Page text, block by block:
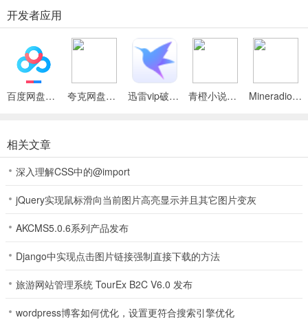
在游戏中，一旦血量归零，本局所有进化、等级全部清零，重新从泡
泡虫开始；但局外解锁的基因、图鉴、成就会永久保留。
游戏的关卡为开放大地图，包含森林、湖泊、沙漠、雪地四个生态群
为六大亲和属性，每一种进化能力都归属某一亲和属性，选择同属性
尾；
开发者应用
百度网盘绿色免安装Pc电脑版 夸克网盘官方正式版 迅雷vip破解版永久会员2024版 青橙小说App Mineradio手机版
相关文章
深入理解CSS中的@import
jQuery实现鼠标滑向当前图片高亮显示并且其它图片变灰
AKCMS5.0.6系列产品发布
Django中实现点击图片链接强制直接下载的方法
旅游网站管理系统 TourEx B2C V6.0 发布
wordpress博客如何优化，设置更符合搜索引擎优化